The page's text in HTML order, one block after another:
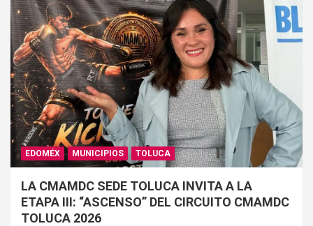
EDOMÉX MUNICIPIOS TOLUCA
LA CMAMDC SEDE TOLUCA INVITA A LA
ETAPA III: “ASCENSO” DEL CIRCUITO CMAMDC
TOLUCA 2026